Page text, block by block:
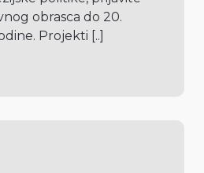
obrasca do 20.
Projekti [..]